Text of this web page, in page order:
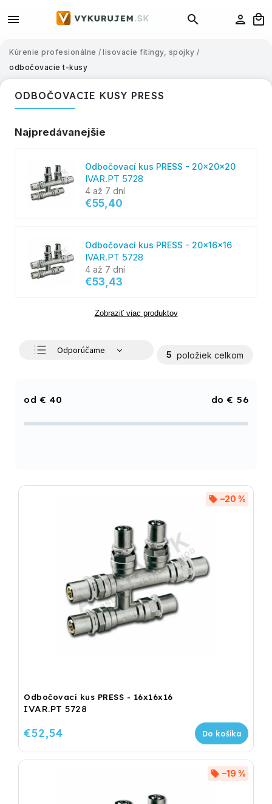
Kúrenie profesionálne / lisovacie fitingy, spojky /
odbočovacie t-kusy
ODBOČOVACIE KUSY PRESS
Najpredávanejšie
Odbočovací kus PRESS - 20x20x20
IVAR.PT 5728
4 až 7 dní
€55,40
Odbočovací kus PRESS - 20x16x16
IVAR.PT 5728
4 až 7 dní
€53,43
Zobraziť viac produktov
Odporúčame
Abecedne
5 položiek celkom
€ 40 € 56
Odbočovací kus PRESS - 16x16x16
IVAR.PT 5728
–20 %
€52,54 Do košíka
–19 %